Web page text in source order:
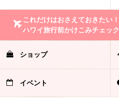
これだけはおさえておきたい！
ハワイ旅行前かけこみチェック
ショップ
イベント